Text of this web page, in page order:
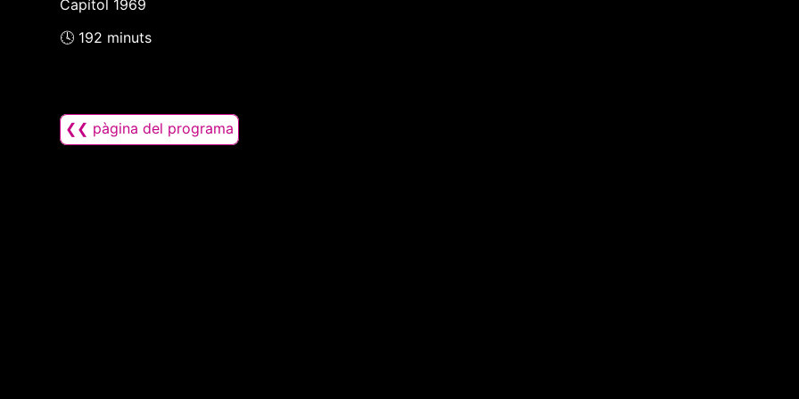
Capítol 1969
🕓 192 minuts
❮❮ pàgina del programa